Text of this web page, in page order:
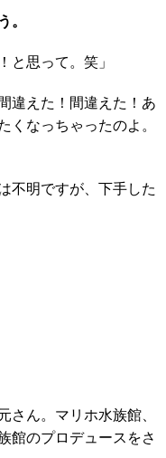
。
と思って。笑」
違えた！間違えた！あ
くなっちゃったのよ。
不明ですが、下手した
さん。マリホ水族館、
館のプロデュースをさ